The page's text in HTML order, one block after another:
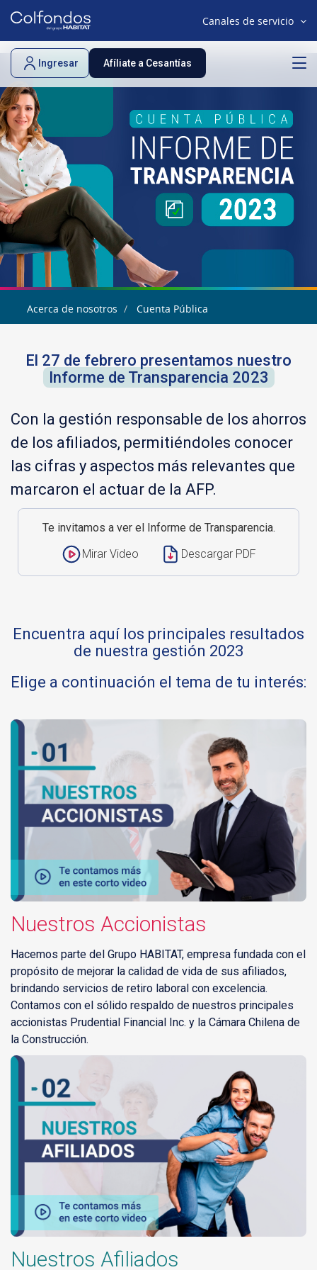
Canales de servicio
Afíliate a Cesantías
Ingresar
Acerca de nosotros Cuenta Pública
El 27 de febrero presentamos nuestro
Informe de Transparencia 2023
Con la gestión responsable de los ahorros
de los afiliados, permitiéndoles conocer
las cifras y aspectos más relevantes que
marcaron el actuar de la AFP.
Te invitamos a ver el Informe de Transparencia.
Mirar Video Descargar PDF
Encuentra aquí los principales resultados
de nuestra gestión 2023
Elige a continuación el tema de tu interés:
Nuestros Accionistas
Hacemos parte del Grupo HABITAT, empresa fundada con el
propósito de mejorar la calidad de vida de sus afiliados,
brindando servicios de retiro laboral con excelencia.
Contamos con el sólido respaldo de nuestros principales
accionistas Prudential Financial Inc. y la Cámara Chilena de
la Construcción.
Nuestros Afiliados